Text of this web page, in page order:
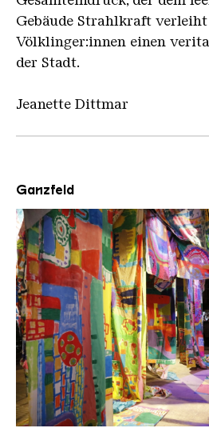
Gebäude Strahlkraft
Völklinger:innen einen
der Stadt.
Jeanette Dittmar
Ganzfeld
Ganzfeld KHV kompr
Copyright: Karl Heinrich